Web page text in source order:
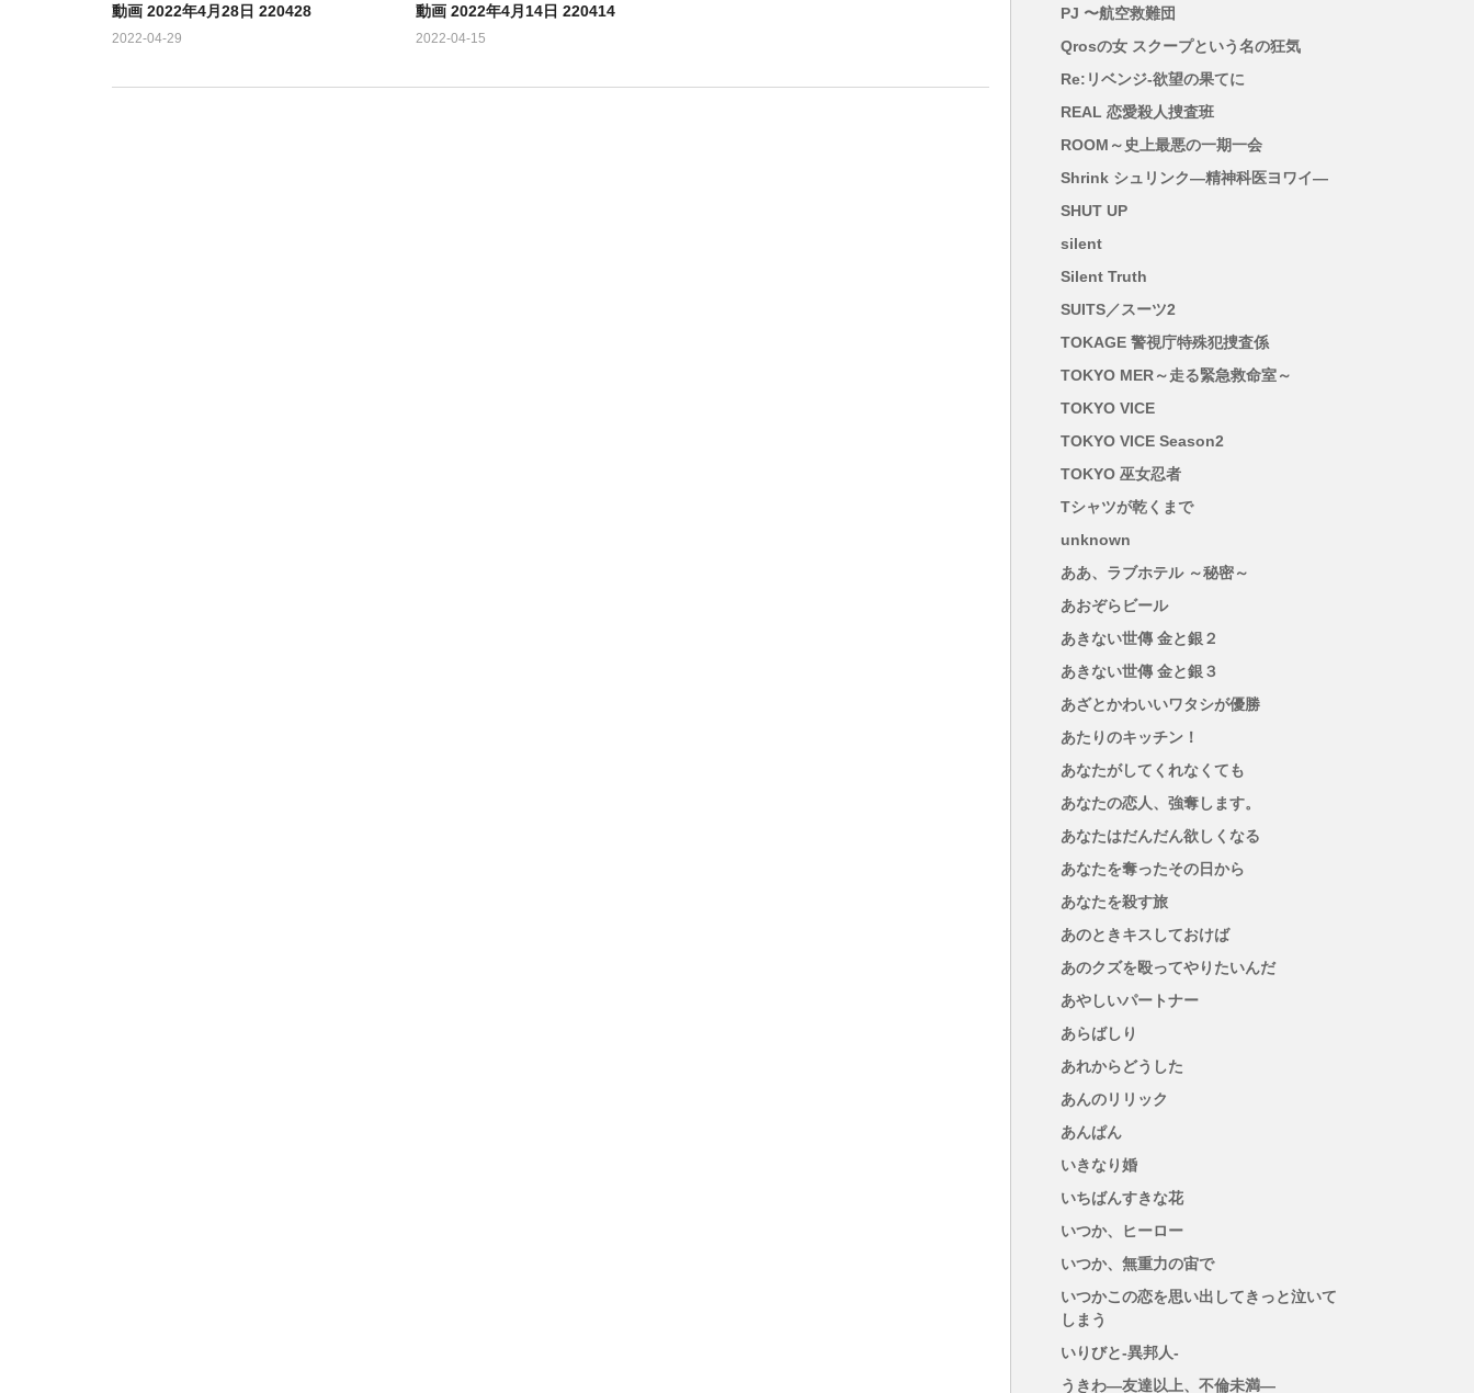
動画 2022年4月28日 220428
2022-04-29
動画 2022年4月14日 220414
2022-04-15
PJ 〜航空救難団
Qrosの女 スクープという名の狂気
Re:リベンジ-欲望の果てに
REAL 恋愛殺人捜査班
ROOM～史上最悪の一期一会
Shrink シュリンク―精神科医ヨワイ―
SHUT UP
silent
Silent Truth
SUITS／スーツ2
TOKAGE 警視庁特殊犯捜査係
TOKYO MER～走る緊急救命室～
TOKYO VICE
TOKYO VICE Season2
TOKYO 巫女忍者
Tシャツが乾くまで
unknown
ああ、ラブホテル ～秘密～
あおぞらビール
あきない世傳 金と銀２
あきない世傳 金と銀３
あざとかわいいワタシが優勝
あたりのキッチン！
あなたがしてくれなくても
あなたの恋人、強奪します。
あなたはだんだん欲しくなる
あなたを奪ったその日から
あなたを殺す旅
あのときキスしておけば
あのクズを殴ってやりたいんだ
あやしいパートナー
あらばしり
あれからどうした
あんのリリック
あんぱん
いきなり婚
いちばんすきな花
いつか、ヒーロー
いつか、無重力の宙で
いつかこの恋を思い出してきっと泣いて
しまう
いりびと-異邦人-
うきわ―友達以上、不倫未満―